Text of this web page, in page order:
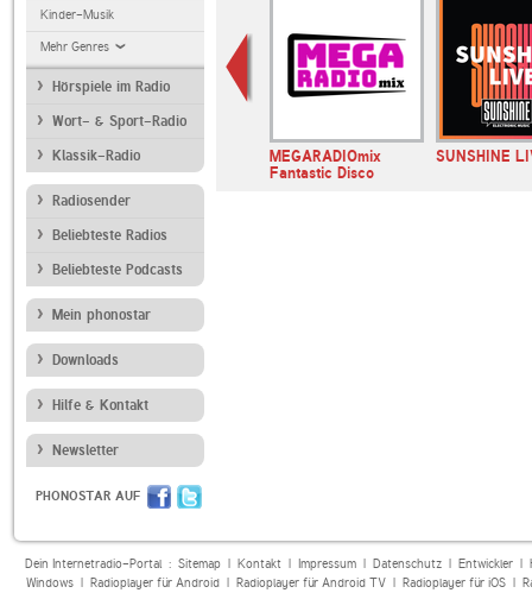
Kinder-Musik
Mehr Genres
Hörspiele im Radio
Wort- & Sport-Radio
Klassik-Radio
Radiosender
Beliebteste Radios
Beliebteste Podcasts
Mein phonostar
Downloads
Hilfe & Kontakt
Newsletter
PHONOSTAR AUF
BAYERN SWR3
MEGARADIOmix
Fantastic Disco
SUNSHINE
Dein Internetradio-Portal : Sitemap| Kontakt| Impressum| Datenschutz| Entwickler|
Windows| Radioplayer für Android| Radioplayer für Android TV| Radioplayer für iOS|